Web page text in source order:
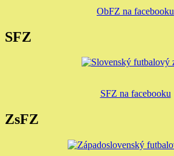
ObFZ na facebooku
SFZ
SFZ na facebooku
ZsFZ